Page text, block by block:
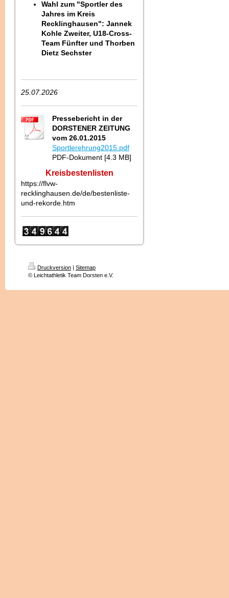
Wahl zum "Sportler des
Jahres im Kreis
Recklinghausen": Jannek
Kohle Zweiter, U18-Cross-
Team Fünfter und Thorben
Dietz Sechster
25.07.2026
Pressebericht in der
DORSTENER ZEITUNG
vom 26.01.2015
Sportlerehrung2015.pdf
PDF-Dokument [4.3 MB]
Kreisbestenlisten
https://flvw-
recklinghausen.de/de/bestenliste-
und-rekorde.htm
Druckversion | Sitemap
© Leichtathletik Team Dorsten e.V.